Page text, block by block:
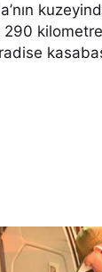
290 kilometre